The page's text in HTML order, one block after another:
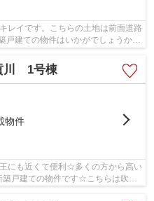
レイです。こちらの土地は前面道路
建ての物件はいかがでしょうか。
な＆ Lif...
川 1号棟
物件
にも近くて便利☆多くの方から高い
戸建ての物件です☆こちらは吹抜